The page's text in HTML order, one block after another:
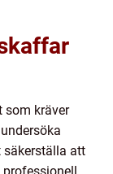
som kräver
säkerställa att